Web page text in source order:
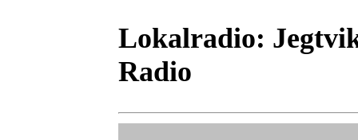
Lokalradio:
Radio